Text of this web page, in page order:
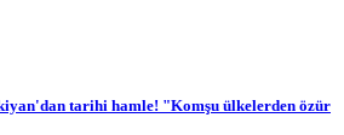
tarihi hamle! "Komşu ülkelerden özür